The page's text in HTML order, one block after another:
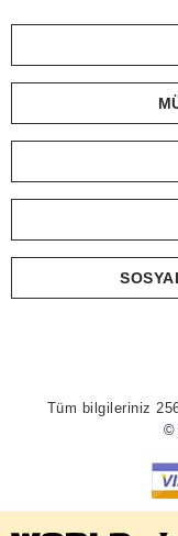
Tüm bilgileriniz
©